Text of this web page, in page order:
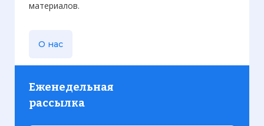
материалов.
О нас
Еженедельная
рассылка